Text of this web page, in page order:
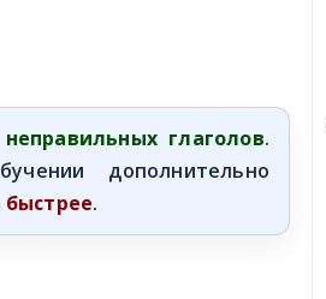
неправильных глаголов.
дополнительно
быстрее.
Обучаю разговорному английскому.
Помогу Вам подготовиться к TOEFL
или ЕГЭ.
За полгода вывожу ученика
начального уровня на уровень